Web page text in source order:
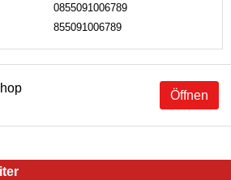
0855091006789
855091006789
Öffnen